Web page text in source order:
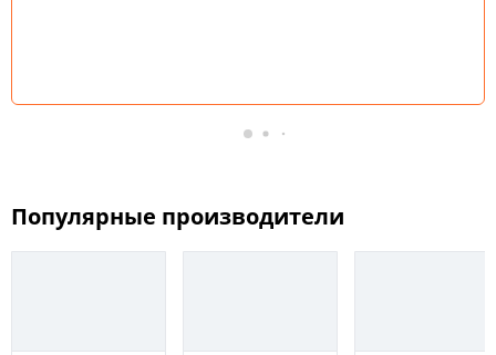
Популярные производители